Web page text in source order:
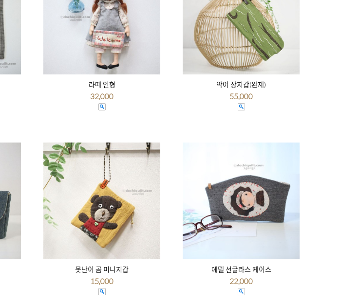
라떼 인형
32,000
악어 장지갑(완제)
55,000
못난이 곰 미니지갑
15,000
에델 선글라스 케이스
22,000